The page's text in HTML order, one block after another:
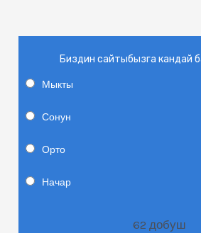
Биздин сайтыбызга кандай
Мыкты
Сонун
Орто
Начар
62 добуш